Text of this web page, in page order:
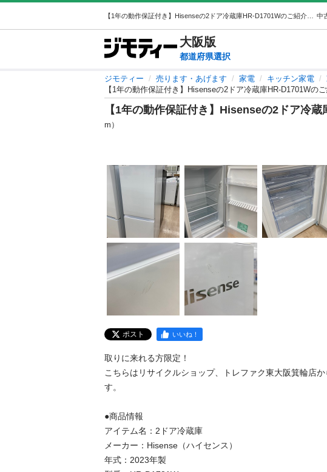
中
大阪版
都道府県選択
ジモティー 売ります・あげます 家電 キッチン家電
【1年の動作保証付き】Hisenseの2ドア冷蔵庫HR-D1701Wの
【1年の動作保証付き】Hisenseの2ドア冷
m）
ポスト いいね！
取りに来れる方限定！
こちらはリサイクルショップ、トレファク東大阪箕輪店
す。
●商品情報
アイテム名：2ドア冷蔵庫
メーカー：Hisense（ハイセンス）
年式：2023年製